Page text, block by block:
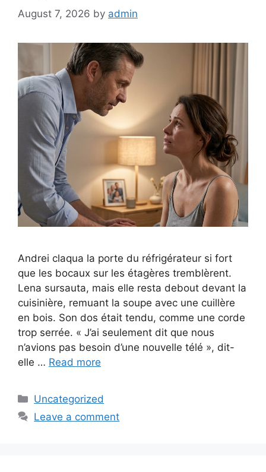
August 7, 2026 by admin
Andrei claqua la porte du réfrigérateur si fort
que les bocaux sur les étagères tremblèrent.
Lena sursauta, mais elle resta debout devant la
cuisinière, remuant la soupe avec une cuillère
en bois. Son dos était tendu, comme une corde
trop serrée. « J’ai seulement dit que nous
n’avions pas besoin d’une nouvelle télé », dit-
elle … Read more
Categories
Uncategorized
Leave a comment